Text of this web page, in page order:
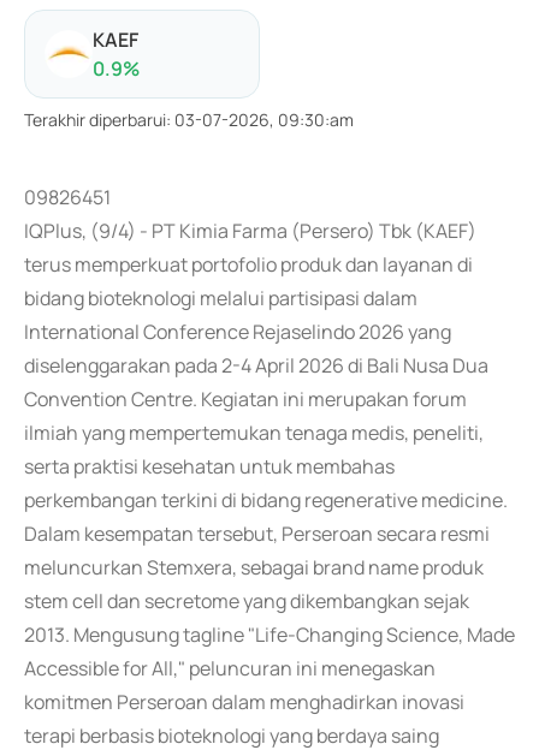
KAEF
0.9%
Terakhir diperbarui: 03-07-2026, 09:30:am
09826451
IQPlus, (9/4) - PT Kimia Farma (Persero) Tbk (KAEF)
terus memperkuat portofolio produk dan layanan di
bidang bioteknologi melalui partisipasi dalam
International Conference Rejaselindo 2026 yang
diselenggarakan pada 2-4 April 2026 di Bali Nusa Dua
Convention Centre. Kegiatan ini merupakan forum
ilmiah yang mempertemukan tenaga medis, peneliti,
serta praktisi kesehatan untuk membahas
perkembangan terkini di bidang regenerative medicine.
Dalam kesempatan tersebut, Perseroan secara resmi
meluncurkan Stemxera, sebagai brand name produk
stem cell dan secretome yang dikembangkan sejak
2013. Mengusung tagline "Life-Changing Science, Made
Accessible for All," peluncuran ini menegaskan
komitmen Perseroan dalam menghadirkan inovasi
terapi berbasis bioteknologi yang berdaya saing